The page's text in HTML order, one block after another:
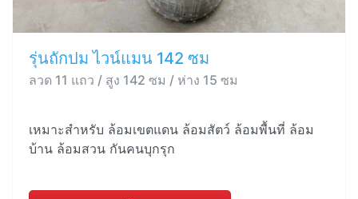
รุ่นถักปม ไวน์แมน 142 ซม
ลวด 11 แถว / สูง 142 ซม / ห่าง 15 ซม
เหมาะสำหรับ ล้อมเขตแดน ล้อมสัตว์ ล้อมพื้นที่ ล้อม
บ้าน ล้อมสวน กันคนบุกรุก